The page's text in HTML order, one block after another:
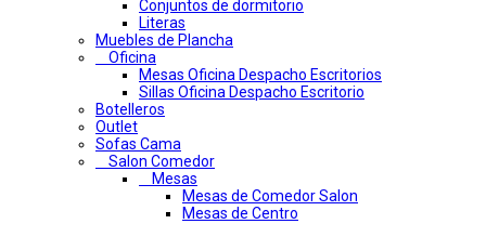
Conjuntos de dormitorio
Literas
Muebles de Plancha
Oficina
Mesas Oficina Despacho Escritorios
Sillas Oficina Despacho Escritorio
Botelleros
Outlet
Sofas Cama
Salon Comedor
Mesas
Mesas de Comedor Salon
Mesas de Centro